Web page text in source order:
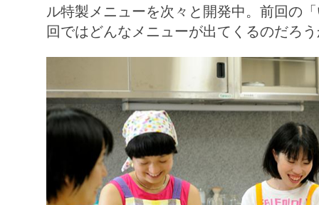
ル特製メニューを次々と開発中。前回の
回ではどんなメニューが出てくるのだろ